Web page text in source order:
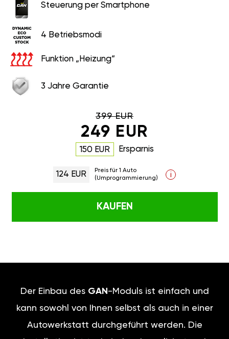
Steuerung per Smartphone
4 Betriebsmodi
Funktion „Heizung“
3 Jahre Garantie
399 EUR
249 EUR
150 EUR Ersparnis
124 EUR
Preis für 1 Auto
(Umprogrammierung)
i
KAUFEN
Der Einbau des GAN -Moduls ist einfach und
kann sowohl von Ihnen selbst als auch in einer
Autowerkstatt durchgeführt werden. Die